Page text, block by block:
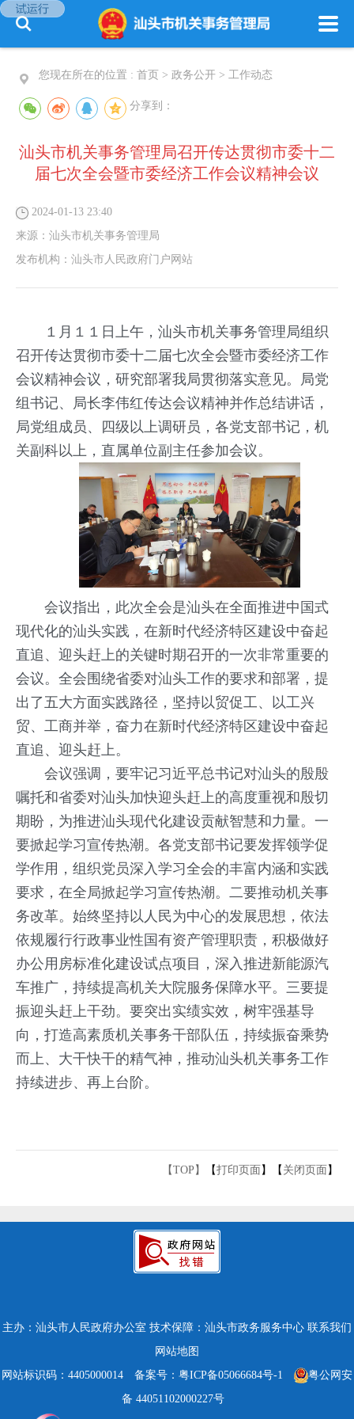
您现在所在的位置 : 首页 > 政务公开 > 工作动态
分享到：
汕头市机关事务管理局召开传达贯彻市委十二
届七次全会暨市委经济工作会议精神会议
2024-01-13 23:40
来源： 汕头市机关事务管理局
发布机构： 汕头市人民政府门户网站
１月１１日上午，汕头市机关事务管理局组织
召开传达贯彻市委十二届七次全会暨市委经济工作
会议精神会议，研究部署我局贯彻落实意见。局党
组书记、局长李伟红传达会议精神并作总结讲话，
局党组成员、四级以上调研员，各党支部书记，机
关副科以上，直属单位副主任参加会议。
会议指出，此次全会是汕头在全面推进中国式
现代化的汕头实践，在新时代经济特区建设中奋起
直追、迎头赶上的关键时期召开的一次非常重要的
会议。全会围绕省委对汕头工作的要求和部署，提
出了五大方面实践路径，坚持以贸促工、以工兴
贸、工商并举，奋力在新时代经济特区建设中奋起
直追、迎头赶上。
会议强调，要牢记习近平总书记对汕头的殷殷
嘱托和省委对汕头加快迎头赶上的高度重视和殷切
期盼，为推进汕头现代化建设贡献智慧和力量。一
要掀起学习宣传热潮。各党支部书记要发挥领学促
学作用，组织党员深入学习全会的丰富内涵和实践
要求，在全局掀起学习宣传热潮。二要推动机关事
务改革。始终坚持以人民为中心的发展思想，依法
依规履行行政事业性国有资产管理职责，积极做好
办公用房标准化建设试点项目，深入推进新能源汽
车推广，持续提高机关大院服务保障水平。三要提
振迎头赶上干劲。要突出实绩实效，树牢强基导
向，打造高素质机关事务干部队伍，持续振奋乘势
而上、大干快干的精气神，推动汕头机关事务工作
持续进步、再上台阶。
【TOP】 【打印页面】【 关闭页面】
主办：汕头市人民政府办公室 技术保障：汕头市政务服务中心 联系我们
网站地图
网站标识码：4405000014
备案号：粤ICP备05066684号-1
粤公网安
备 44051102000227号